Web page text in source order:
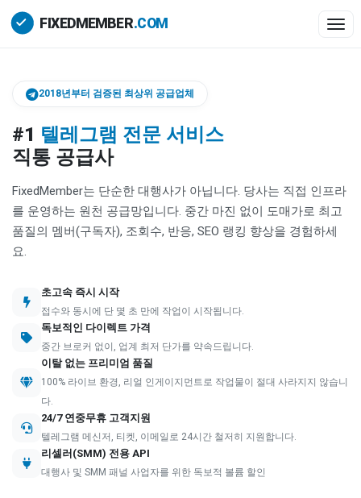
2018년부터 검증된 최상위 공급업체
#1 텔레그램 전문 서비스
직통 공급사
FixedMember는 단순한 대행사가 아닙니다. 당사는 직접 인프라
를 운영하는 원천 공급망입니다. 중간 마진 없이 도매가로 최고
품질의 멤버(구독자), 조회수, 반응, SEO 랭킹 향상을 경험하세
요.
초고속 즉시 시작
접수와 동시에 단 몇 초 만에 작업이 시작됩니다.
독보적인 다이렉트 가격
중간 브로커 없이, 업계 최저 단가를 약속드립니다.
이탈 없는 프리미엄 품질
100% 라이브 환경, 리얼 인게이지먼트로 작업물이 절대 사라지지 않습니
다.
24/7 연중무휴 고객지원
텔레그램 메신저, 티켓, 이메일로 24시간 철저히 지원합니다.
리셀러(SMM) 전용 API
대행사 및 SMM 패널 사업자를 위한 독보적 볼륨 할인